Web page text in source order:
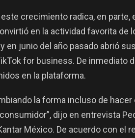
crecimiento radica, en parte,
en la actividad favorita de
en junio del año pasado abrió
for business. De inmediato
en la plataforma.
la forma incluso de
dijo en entrevista
México. De acuerdo con el